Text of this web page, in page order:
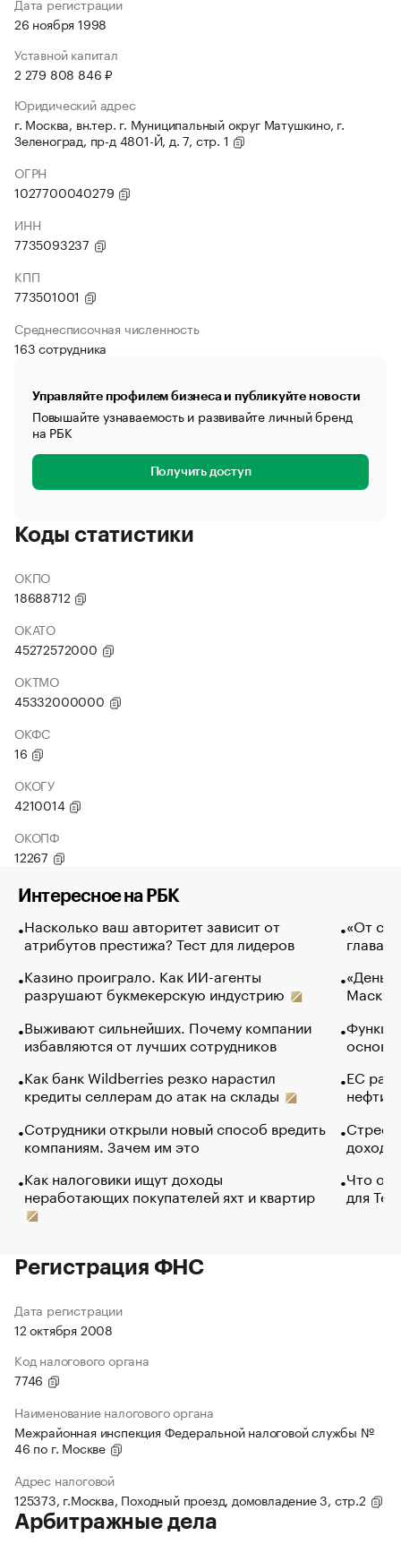
26 ноября 1998
Уставной капитал
2 279 808 846 ₽
Юридический адрес
г. Москва, вн.тер. г. Муниципальный округ Матушкино, г.
Зеленоград, пр-д 4801-Й, д. 7, стр. 1
ОГРН
1027700040279
ИНН
7735093237
КПП
773501001
Среднесписочная численность
163 сотрудника
Управляйте профилем бизнеса и публикуйте новости
Повышайте узнаваемость и развивайте личный бренд
на РБК
Получить доступ
Коды статистики
ОКПО
18688712
ОКАТО
45272572000
ОКТМО
45332000000
ОКФС
16
ОКОГУ
4210014
ОКОПФ
12267
Интересное на РБК
Насколько ваш авторитет зависит от
атрибутов престижа? Тест для лидеров
Казино проиграло. Как ИИ-агенты
разрушают букмекерскую индустрию
Выживают сильнейших. Почему компании
избавляются от лучших сотрудников
Как банк Wildberries резко нарастил
кредиты селлерам до атак на склады
Сотрудники открыли новый способ вредить
компаниям. Зачем им это
Как налоговики ищут доходы
неработающих покупателей яхт и квартир
«От
глава
Маск в
основ
ЕС
нефти
Что
для
Регистрация ФНС
Дата регистрации
12 октября 2008
Код налогового органа
7746
Наименование налогового органа
Межрайонная инспекция Федеральной налоговой службы №
46 по г. Москве
Адрес налоговой
125373, г.Москва, Походный проезд, домовладение 3, стр.2
Арбитражные дела